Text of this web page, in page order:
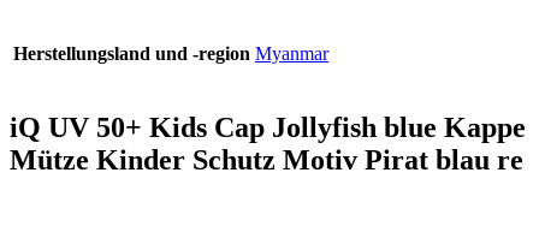
Herstellungsland und -region Myanmar
iQ UV 50+ Kids Cap Jollyfish blue Kappe
Mütze Kinder Schutz Motiv Pirat blau re